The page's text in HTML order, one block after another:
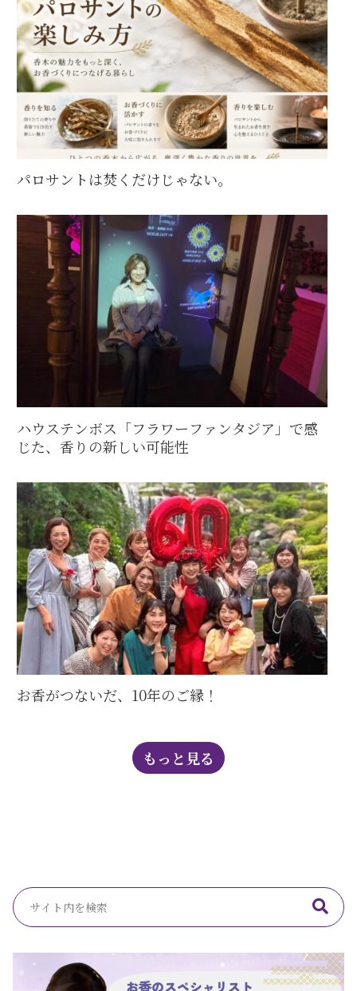
パロサントは焚くだけじゃない。
ハウステンボス「フラワーファンタジア」で感
じた、香りの新しい可能性
お香がつないだ、10年のご縁！
もっと見る